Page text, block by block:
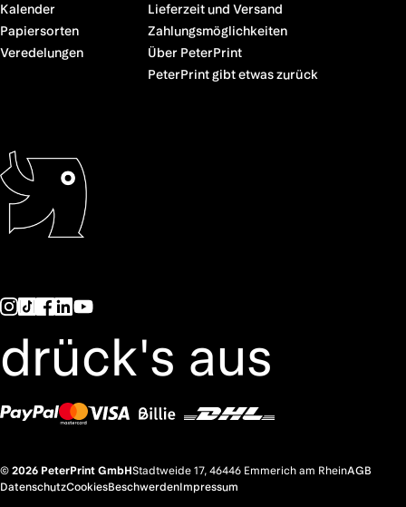
Kalender
Papiersorten
Veredelungen
Lieferzeit und Versand
Zahlungsmöglichkeiten
Über PeterPrint
PeterPrint gibt etwas zurück
drück's aus
© 2026 PeterPrint GmbHStadtweide 17, 46446 Emmerich am RheinAGB
DatenschutzCookiesBeschwerdenImpressum